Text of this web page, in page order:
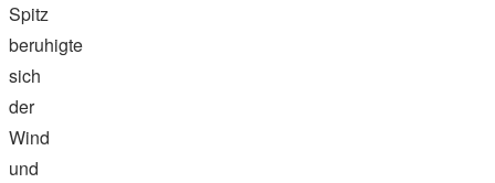
Spitz
beruhigte
sich
der
Wind
und